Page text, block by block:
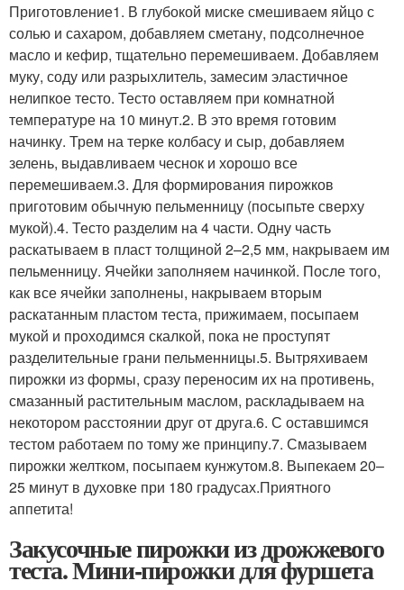
Приготовление1. В глубокой миске смешиваем яйцо с
солью и сахаром, добавляем сметану, подсолнечное
масло и кефир, тщательно перемешиваем. Добавляем
муку, соду или разрыхлитель, замесим эластичное
нелипкое тесто. Тесто оставляем при комнатной
температуре на 10 минут.2. В это время готовим
начинку. Трем на терке колбасу и сыр, добавляем
зелень, выдавливаем чеснок и хорошо все
перемешиваем.3. Для формирования пирожков
приготовим обычную пельменницу (посыпьте сверху
мукой).4. Тесто разделим на 4 части. Одну часть
раскатываем в пласт толщиной 2–2,5 мм, накрываем им
пельменницу. Ячейки заполняем начинкой. После того,
как все ячейки заполнены, накрываем вторым
раскатанным пластом теста, прижимаем, посыпаем
мукой и проходимся скалкой, пока не проступят
разделительные грани пельменницы.5. Вытряхиваем
пирожки из формы, сразу переносим их на противень,
смазанный растительным маслом, раскладываем на
некотором расстоянии друг от друга.6. С оставшимся
тестом работаем по тому же принципу.7. Смазываем
пирожки желтком, посыпаем кунжутом.8. Выпекаем 20–
25 минут в духовке при 180 градусах.Приятного
аппетита!
Закусочные пирожки из дрожжевого
теста. Мини-пирожки для фуршета